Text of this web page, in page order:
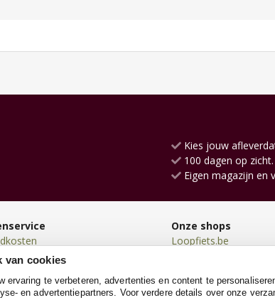
Kies jouw
100 dagen op zicht.
Eigen magazijn en
Onze shops
Loopfiets.be
Kinderkoffer.be
van cookies
ervaring te verbeteren, advertenties en content te
en advertentiepartners. Voor verdere details over onze